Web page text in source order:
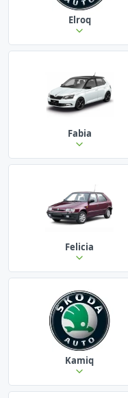
Elroq
Fabia
Felicia
Kamiq